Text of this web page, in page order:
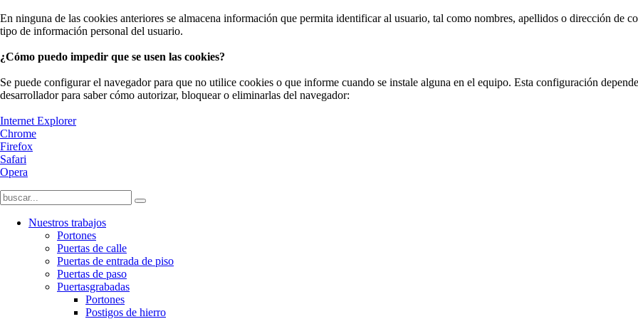
En ninguna de las cookies anteriores se almacena información que permita identificar al usuario, tal como nombres, apellidos o dirección de
tipo de información personal del usuario.
¿Cómo puedo impedir que se usen las cookies?
Se puede configurar el navegador para que no utilice cookies o que informe cuando se instale alguna en el equipo. Esta configuración
desarrollador para saber cómo autorizar, bloquear o eliminarlas del navegador:
Internet Explorer
Chrome
Firefox
Safari
Opera
Nuestros trabajos
Portones
Puertas de calle
Puertas de entrada de piso
Puertas de paso
Puertasgrabadas
Portones
Postigos de hierro